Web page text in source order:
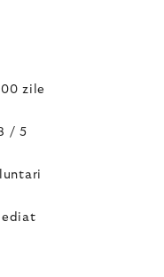
zile
/ 5